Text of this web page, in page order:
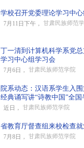
学校召开党委理论学习中
7月11日下午， 甘肃民族师范
丁一清到计算机科学系党
学习中心组学习会
7月6日， 甘肃民族师范学院
院系动态：汉语系学生入
经典诵写讲“诗教中国”全国
近日， 甘肃民族师范学院
省教育厅督查组来校检查
7月8日， 甘肃民族师范学院